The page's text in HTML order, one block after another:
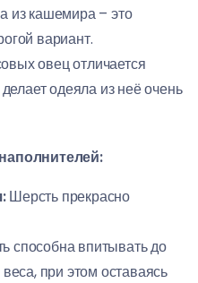
из кашемира – это
вариант.
овец отличается
одеяла из неё очень
Шерсть прекрасно
способна впитывать до
при этом оставаясь